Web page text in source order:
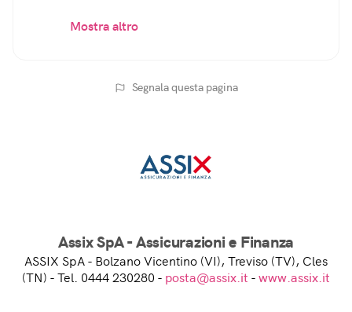
Mostra altro
Segnala questa pagina
Assix SpA - Assicurazioni e Finanza
ASSIX SpA - Bolzano Vicentino (VI), Treviso (TV), Cles
(TN) - Tel. 0444 230280 - posta@assix.it -www.assix.it